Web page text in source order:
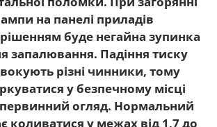
на панелі приладів
буде негайна зупинка
запалювання. Падіння тиску
різні чинники, тому
у безпечному місці
огляд. Нормальний
коливатися у межах від 1,7 до